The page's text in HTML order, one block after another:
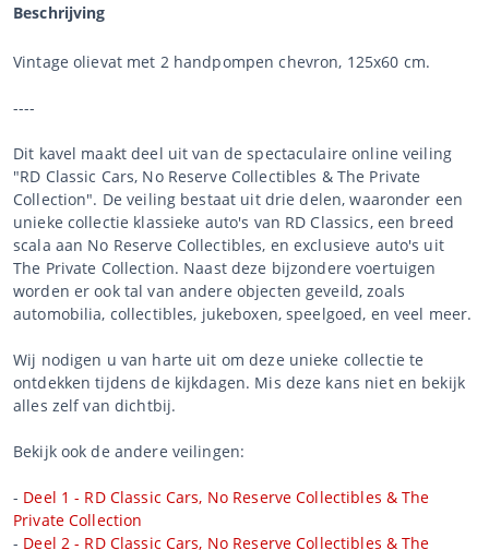
Beschrijving
Vintage olievat met 2 handpompen chevron, 125x60 cm.
----
Dit kavel maakt deel uit van de spectaculaire online veiling
"RD Classic Cars, No Reserve Collectibles & The Private
Collection". De veiling bestaat uit drie delen, waaronder een
unieke collectie klassieke auto's van RD Classics, een breed
scala aan No Reserve Collectibles, en exclusieve auto's uit
The Private Collection. Naast deze bijzondere voertuigen
worden er ook tal van andere objecten geveild, zoals
automobilia, collectibles, jukeboxen, speelgoed, en veel meer.
Wij nodigen u van harte uit om deze unieke collectie te
ontdekken tijdens de kijkdagen. Mis deze kans niet en bekijk
alles zelf van dichtbij.
Bekijk ook de andere veilingen:
- Deel 1 - RD Classic Cars, No Reserve Collectibles & The
Private Collection
- Deel 2 - RD Classic Cars, No Reserve Collectibles & The